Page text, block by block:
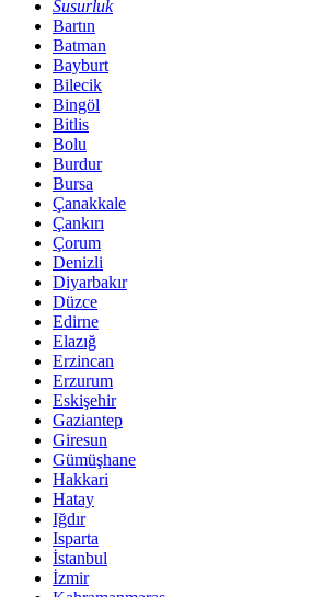
Susurluk
Bartın
Batman
Bayburt
Bilecik
Bingöl
Bitlis
Bolu
Burdur
Bursa
Çanakkale
Çankırı
Çorum
Denizli
Diyarbakır
Düzce
Edirne
Elazığ
Erzincan
Erzurum
Eskişehir
Gaziantep
Giresun
Gümüşhane
Hakkari
Hatay
Iğdır
Isparta
İstanbul
İzmir